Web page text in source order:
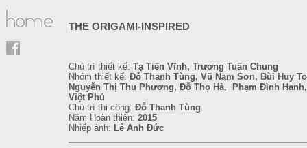
THE ORIGAMI-INSPIRED
Chủ trì thiết kế: Tạ Tiến Vĩnh, Trương Tuấn Chung
Nhóm thiết kế: Đỗ Thanh Tùng, Vũ Nam Sơn, Bùi Huy
Nguyễn Thị Thu Phương, Đỗ Thọ Hà, Phạm Đình
Việt Phú
Chủ trì thi công: Đỗ Thanh Tùng
Năm Hoàn thiện: 2015
Nhiếp ảnh: Lê Anh Đức